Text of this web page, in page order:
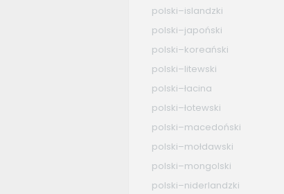
polski–islandzki
polski–japoński
polski–koreański
polski–litewski
polski–łacina
polski–łotewski
polski–macedoński
polski–mołdawski
polski–mongolski
polski–niderlandzki